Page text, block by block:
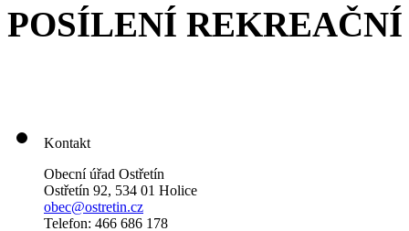
POSÍLENÍ
Kontakt
Obecní úřad Ostřetín
Ostřetín 92, 534 01 Holice
obec@ostretin.cz
Telefon: 466 686 178